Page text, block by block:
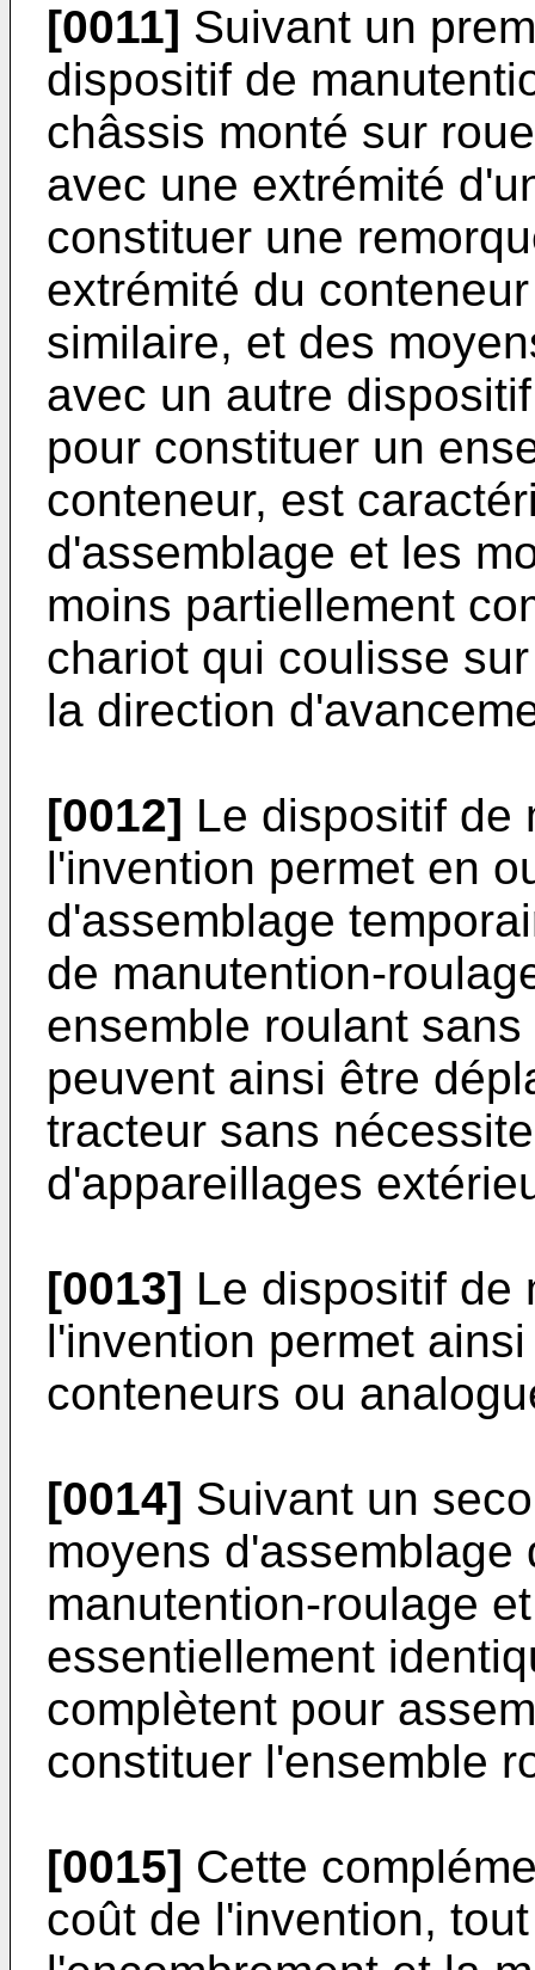
[0011] Suivant un
dispositif de
châssis monté sur
avec une extrémité
constituer une
extrémité du
similaire, et des
avec un autre
pour constituer un
conteneur, est
d'assemblage et les
moins partiellement
chariot qui coulisse
la direction
[0012] Le dispositif de
l'invention permet en
d'assemblage
de manutention-
ensemble roulant
peuvent ainsi être
tracteur sans
d'appareillages
[0013] Le dispositif de
l'invention permet
conteneurs ou
[0014] Suivant un
moyens d'assemblage
manutention-roulage
essentiellement
complètent pour
constituer l'ensemble
[0015] Cette
coût de l'invention,